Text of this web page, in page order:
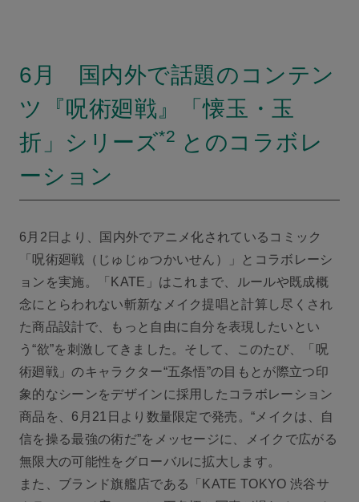
6月 国内外で話題のコンテン
ツ『呪術廻戦』「懐玉・玉
折」シリーズ*2 とのコラボレ
ーション
6月2日より、国内外でアニメ化されているコミック
「呪術廻戦（じゅじゅつかいせん）」とコラボレーシ
ョンを実施。「KATE」はこれまで、ルールや既成概
念にとらわれない斬新なメイク提唱と計算し尽くされ
た商品設計で、もっと自由に自分を表現したいとい
う“欲”を刺激してきました。そして、このたび、「呪
術廻戦」のキャラクター“五条悟”の目もとが際立つ印
象的なシーンをデザインに採用したコラボレーション
商品を、6月21日より数量限定で発売。“メイクは、自
信を操る最強の術だ”をメッセージに、メイクで広がる
無限大の可能性をグローバルに拡大します。
また、ブランド旗艦店である「KATE TOKYO 渋谷サ